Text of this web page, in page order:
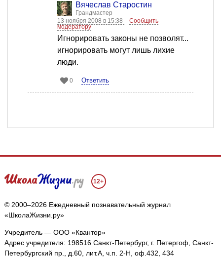
Вячеслав Старостин
Грандмастер
13 ноября 2008 в 15:38
Сообщить
модератору
Игнорировать законы не позволят...
игнорировать могут лишь лихие
люди.
0 Ответить
12+
© 2000–2026 Ежедневный познавательный журнал
«ШколаЖизни.ру»
Учредитель — ООО «Квантор»
Адрес учредителя: 198516 Санкт-Петербург, г. Петергоф, Санкт-
Петербургский пр., д.60, лит.А, ч.п. 2-Н, оф.432, 434